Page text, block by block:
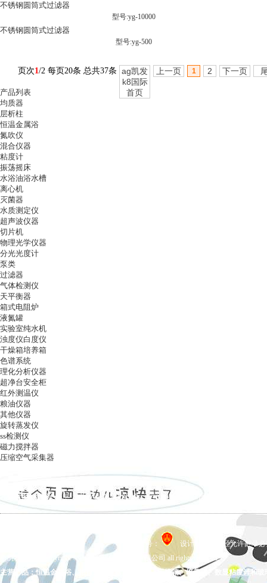
不锈钢圆筒式过滤器
型号:yg-10000
不锈钢圆筒式过滤器
型号:yg-500
页次1/2 每页20条 总共37条 ag凯发
k8国际
首页
上一页 1 2 下一页
产品列表
均质器
层析柱
恒温金属浴
氮吹仪
混合仪器
粘度计
振荡摇床
水浴油浴水槽
离心机
灭菌器
水质测定仪
超声波仪器
切片机
物理光学仪器
分光光度计
泵类
过滤器
气体检测仪
天平衡器
箱式电阻炉
液氮罐
实验室纯水机
浊度仪白度仪
干燥箱培养箱
色谱系统
理化分析仪器
超净台安全柜
红外测温仪
粮油仪器
其他仪器
旋转蒸发仪
ss检测仪
磁力搅拌器
压缩空气采集器
ag凯发k8国际 | 关于ag凯发k8国际 | ag凯发k8国际的产品展示
备案号：
设计制作，未经允许翻录
ag凯发k8国际 copyright © 上海五相仪器仪表有限公司 all rights reserved.
主营产品：恒温金属浴、拍打式均质器、氮吹仪、干燥箱、培养箱、数显粘度计和